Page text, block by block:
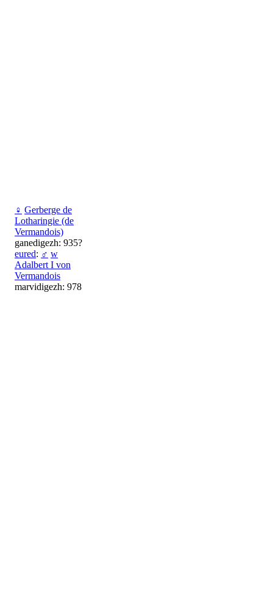
♀ Gerberge de
Lotharingie (de
Vermandois)
ganedigezh: 935?
eured: ♂ w
Adalbert I von
Vermandois
marvidigezh: 978